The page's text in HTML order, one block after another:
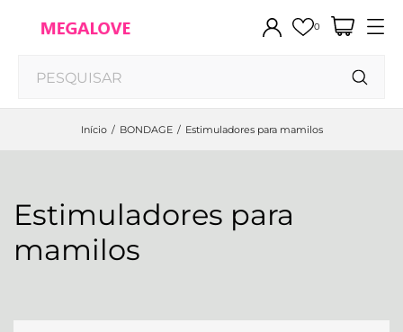
0
Início BONDAGE Estimuladores para mamilos
Estimuladores para
mamilos